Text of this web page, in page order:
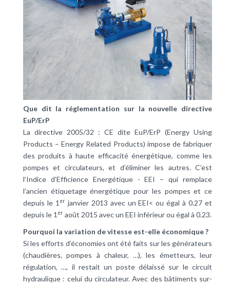
Que dit la réglementation sur la nouvelle directive
EuP/ErP
La directive 2005/32 : CE dite EuP/ErP (Energy Using
Products – Energy Related Products) impose de fabriquer
des produits à haute efficacité énergétique, comme les
pompes et circulateurs, et d’éliminer les autres. C’est
l’Indice d’Efficience Energétique - EEI – qui remplace
l’ancien étiquetage énergétique pour les pompes et ce
depuis le 1 erjanvier 2013 avec un EEI< ou égal à 0.27 et
depuis le 1 er août 2015 avec un EEI inférieur ou égal à 0.23.
Pourquoi la variation de vitesse est-elle économique ?
Si les efforts d’économies ont été faits sur les générateurs
(chaudières,pompes à chaleur, …), les émetteurs, leur
régulation, …, il restait un poste délaissé sur le circuit
hydraulique : celui du circulateur. Avec des bâtiments sur-